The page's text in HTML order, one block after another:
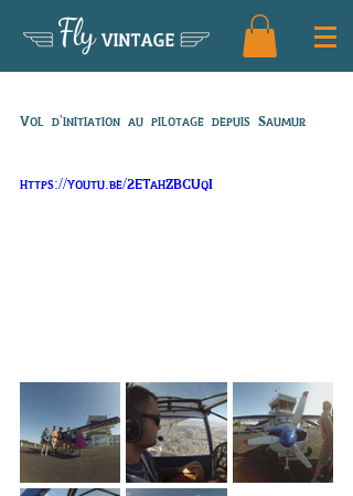
FlyVINTAGE
Vol d'initiation au pilotage depuis Saumur
https://youtu.be/2ETahZBCUqI